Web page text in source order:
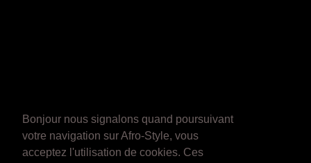
Bonjour nous signalons quand poursuivant
votre navigation sur Afro-Style, vous
acceptez l'utilisation de cookies. Ces